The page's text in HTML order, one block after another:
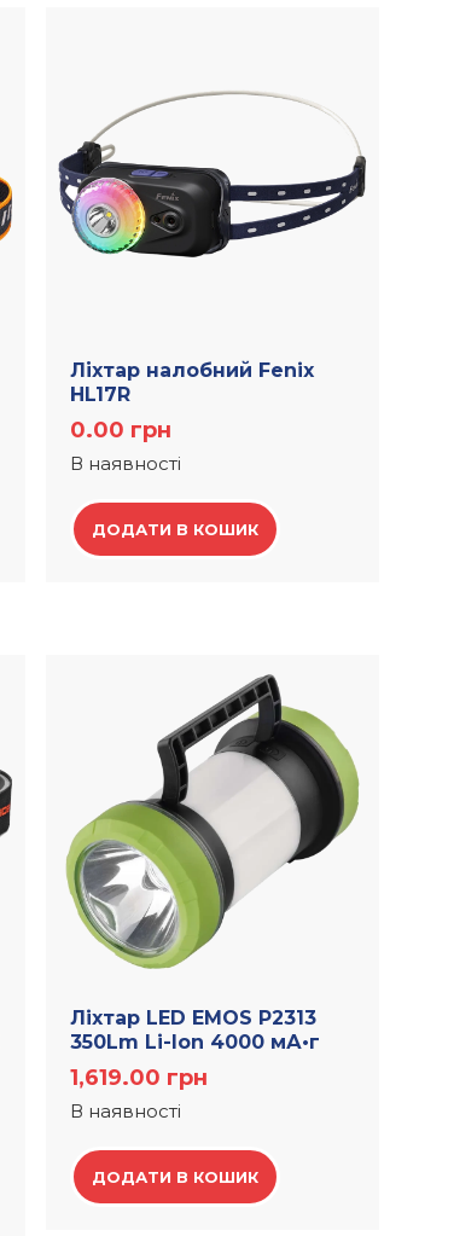
Ліхтар налобний Fenix
HL17R
0.00 грн
В наявності
ДОДАТИ В КОШИК
Лiхтар LED EMOS P2313
350Lm Li-Ion 4000 мА•г
1,619.00 грн
В наявності
ДОДАТИ В КОШИК